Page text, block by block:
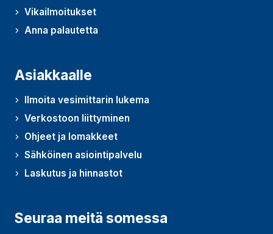
Vikailmoitukset
Anna palautetta
(Avautuu uudessa ikkunassa)
Asiakkaalle
Ilmoita vesimittarin lukema
Verkostoon liittyminen
Ohjeet ja lomakkeet
Sähköinen asiointipalvelu
Laskutus ja hinnastot
Seuraa meitä somessa